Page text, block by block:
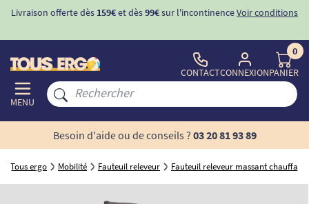
Livraison offerte dès 159€et dès99€sur l'incontinenceVoir conditions
MENU
CONTACTCONNEXION
0
PANIER
Besoin d'aide ou de conseils ? 03 20 81 93 89
Tous ergo Mobilité Fauteuil releveur Fauteuil releveur massant chauffant